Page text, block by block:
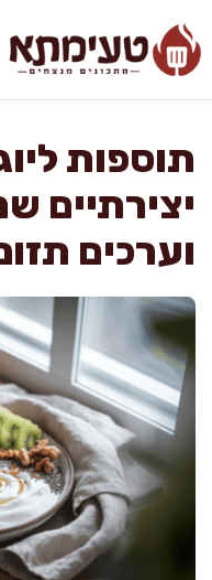
לתוכן
תוספות
יצירתיים
וערכים